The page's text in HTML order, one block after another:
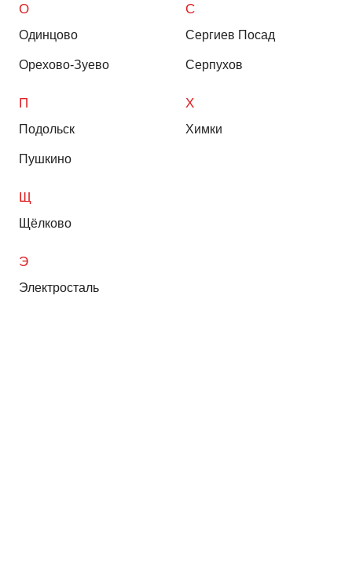
О
Одинцово
Орехово-Зуево
П
Подольск
Пушкино
С
Сергиев Посад
Серпухов
Х
Химки
Щ
Щёлково
Э
Электросталь